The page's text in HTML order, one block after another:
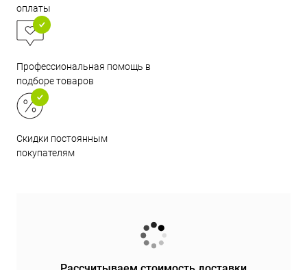
оплаты
Профессиональная помощь в
подборе товаров
Скидки постоянным
покупателям